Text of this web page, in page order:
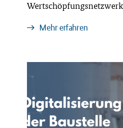
Mehr erfahren